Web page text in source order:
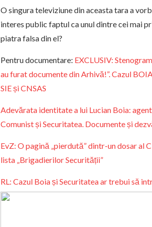
O singura televiziune din aceasta tara a
interes public faptul ca unul dintre cei mai
piatra falsa din el?
Pentru documentare: EXCLUSIV:
au furat documente din Arhivă!”. Cazul
SIE și CNSAS
Adevărata identitate a lui Lucian Boia:
Comunist și Securitatea. Documente și
EvZ: O pagină „pierdută” dintr-un dosar al
lista „Brigadierilor Securității”
RL: Cazul Boia și Securitatea ar trebui să